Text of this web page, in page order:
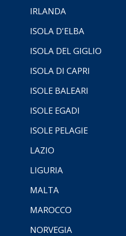
IRLANDA
ISOLA D'ELBA
ISOLA DEL GIGLIO
ISOLA DI CAPRI
ISOLE BALEARI
ISOLE EGADI
ISOLE PELAGIE
LAZIO
LIGURIA
MALTA
MAROCCO
NORVEGIA